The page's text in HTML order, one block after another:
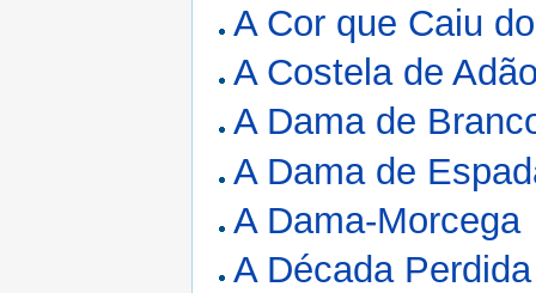
A Cor que Caiu
A Costela de
A Dama de
A Dama de
A Dama-Morcega
A Década Perdida